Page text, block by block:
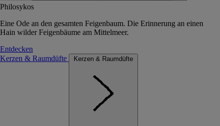
Philosykos
Eine Ode an den gesamten Feigenbaum. Die Erinnerung an einen
Hain wilder Feigenbäume am Mittelmeer.
Entdecken
Kerzen & Raumdüfte
Kerzen & Raumdüfte